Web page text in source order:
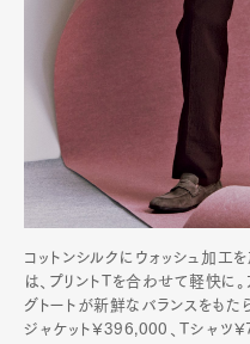
コットンシルクにウォッシュ加工
は、プリントTを合わせて軽快に
グトートが新鮮なバランスをもた
ジャケット¥396,000、Tシャツ